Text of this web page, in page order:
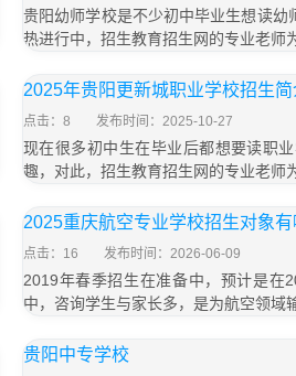
贵阳幼师学校是不少初中毕业生想读
热进行中，招生教育招生网的专业老师
2025年贵阳更新城职业学校招生简
点击：8 发布时间：2025-10-27
现在很多初中生在毕业后都想要读职
趣，对此，招生教育招生网的专业老师
2025重庆航空专业学校招生对象
点击：16 发布时间：2026-06-09
2019年春季招生在准备中，预计是在
中，咨询学生与家长多，是为航空领域
贵阳中专学校